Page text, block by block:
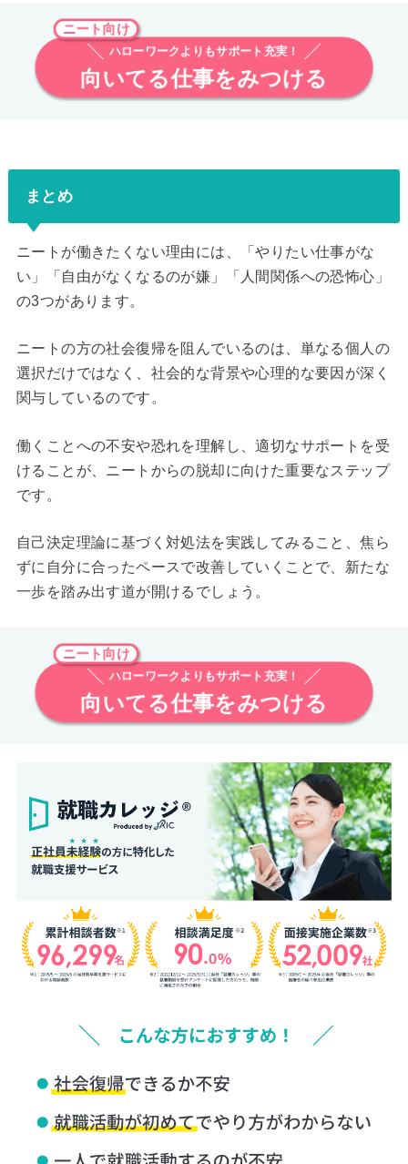
ニート向け
ハローワークよりもサポート充実！
向いてる仕事をみつける
まとめ
ニートが働きたくない理由には、「やりたい仕事がな
い」「自由がなくなるのが嫌」「人間関係への恐怖心」
の3つがあります。
ニートの方の社会復帰を阻んでいるのは、単なる個人の
選択だけではなく、社会的な背景や心理的な要因が深く
関与しているのです。
働くことへの不安や恐れを理解し、適切なサポートを受
けることが、ニートからの脱却に向けた重要なステップ
です。
自己決定理論に基づく対処法を実践してみること、焦ら
ずに自分に合ったペースで改善していくことで、新たな
一歩を踏み出す道が開けるでしょう。
ニート向け
ハローワークよりもサポート充実！
向いてる仕事をみつける